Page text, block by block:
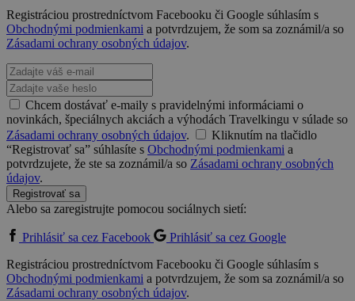
Registráciou prostredníctvom Facebooku či Google súhlasím s
Obchodnými podmienkami a potvrdzujem, že som sa zoznámil/a so
Zásadami ochrany osobných údajov.
Chcem dostávať e-maily s pravidelnými informáciami o
novinkách, špeciálnych akciách a výhodách Travelkingu v súlade so
Zásadami ochrany osobných údajov.
Kliknutím na tlačidlo
“Registrovať sa” súhlasíte s Obchodnými podmienkami a
potvrdzujete, že ste sa zoznámil/a so Zásadami ochrany osobných
údajov.
Registrovať sa
Alebo sa zaregistrujte pomocou sociálnych sietí:
Prihlásiť sa cez Facebook
Prihlásiť sa cez Google
Registráciou prostredníctvom Facebooku či Google súhlasím s
Obchodnými podmienkami a potvrdzujem, že som sa zoznámil/a so
Zásadami ochrany osobných údajov.